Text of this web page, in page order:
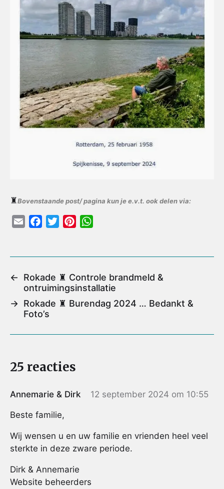
♜Bovenstaande post/ pagina kun je e.v.t. ook delen via:
i
l
e
b
o
o
k
t
t
e
r
t
e
r
e
t
s
A
p
←
Rokade ♜ Controle brandmeld &
ontruimingsinstallatie
→ Rokade ♜ Burendag 2024 … Bedankt &
Foto’s
25 reacties
Annemarie & Dirk 12 september 2024 om 10:55
Beste familie,
Wij wensen u en uw familie en vrienden heel veel
sterkte in deze zware periode.
Dirk & Annemarie
Website beheerders